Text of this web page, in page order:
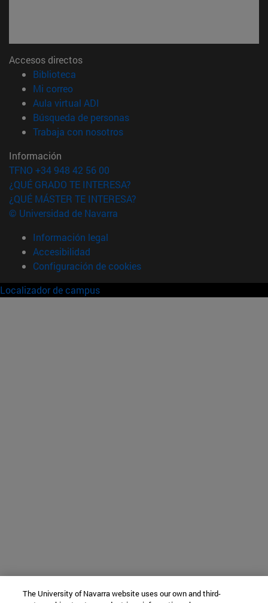
Accesos directos
Biblioteca
Mi correo(abre en nueva ventana)
Aula virtual ADI
Búsqueda de personas(abre en nueva ventana)
Trabaja con nosotros(abre en nueva ventana)
Información
TFNO +34 948 42 56 00
¿QUÉ GRADO TE INTERESA?
¿QUÉ MÁSTER TE INTERESA?
© Universidad de Navarra
Información legal
Accesibilidad
Configuración de cookies
Localizador de campus
The University of Navarra website uses our own and third-